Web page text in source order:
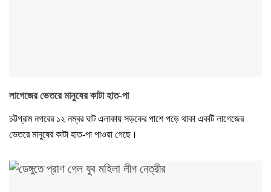
লাগেজের ভেতরে মানুষের কাটা হাত-পা
চট্টগ্রাম নগরের ১২ নম্বর ঘাট এলাকায় সড়কের পাশে পড়ে থাকা একটি লাগেজের
ভেতরে মানুষের কাটা হাত-পা পাওয়া গেছে।